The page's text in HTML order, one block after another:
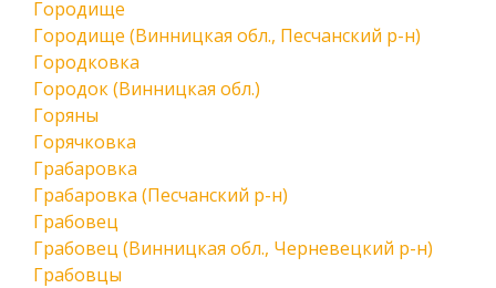
Городище
Городище (Винницкая обл., Песчанский р-н)
Городковка
Городок (Винницкая обл.)
Горяны
Горячковка
Грабаровка
Грабаровка (Песчанский р-н)
Грабовец
Грабовец (Винницкая обл., Черневецкий р-н)
Грабовцы